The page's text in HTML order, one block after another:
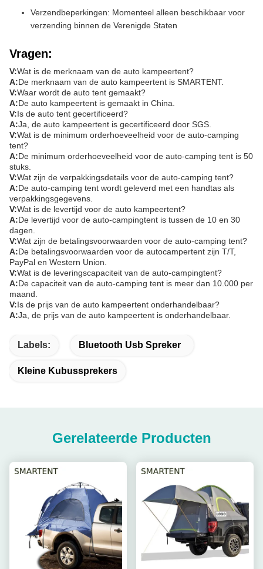
Verzendbeperkingen: Momenteel alleen beschikbaar voor
verzending binnen de Verenigde Staten
Vragen:
V:Wat is de merknaam van de auto kampeertent?
A:De merknaam van de auto kampeertent is SMARTENT.
V:Waar wordt de auto tent gemaakt?
A:De auto kampeertent is gemaakt in China.
V:Is de auto tent gecertificeerd?
A:Ja, de auto kampeertent is gecertificeerd door SGS.
V:Wat is de minimum orderhoeveelheid voor de auto-camping
tent?
A:De minimum orderhoeveelheid voor de auto-camping tent is 50
stuks.
V:Wat zijn de verpakkingsdetails voor de auto-camping tent?
A:De auto-camping tent wordt geleverd met een handtas als
verpakkingsgegevens.
V:Wat is de levertijd voor de auto kampeertent?
A:De levertijd voor de auto-campingtent is tussen de 10 en 30
dagen.
V:Wat zijn de betalingsvoorwaarden voor de auto-camping tent?
A:De betalingsvoorwaarden voor de autocampertent zijn T/T,
PayPal en Western Union.
V:Wat is de leveringscapaciteit van de auto-campingtent?
A:De capaciteit van de auto-camping tent is meer dan 10.000 per
maand.
V:Is de prijs van de auto kampeertent onderhandelbaar?
A:Ja, de prijs van de auto kampeertent is onderhandelbaar.
Labels: Bluetooth Usb Spreker
Kleine Kubussprekers
Gerelateerde Producten